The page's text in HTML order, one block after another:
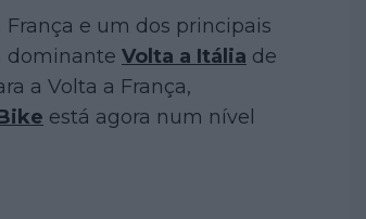
e um dos principais
dominante Volta a Itália de
a Volta a França,
está agora num nível